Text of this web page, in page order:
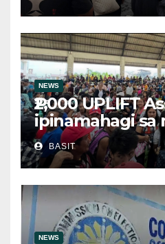
NEWS
₱2,000 UPLIFT
ipinamahagi sa
kwalipikadong
sa Victoria,
BASIT
NEWS